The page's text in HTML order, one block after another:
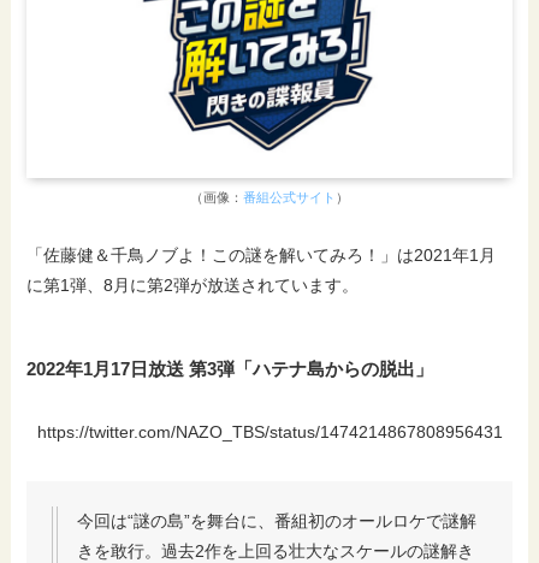
（画像： 番組公式サイト ）
「佐藤健＆千鳥ノブよ！この謎を解いてみろ！」は2021年1月
に第1弾、8月に第2弾が放送されています。
2022年1月17日放送 第3弾「ハテナ島からの脱出」
https://twitter.com/NAZO_TBS/status/1474214867808956431
今回は“謎の島”を舞台に、番組初のオールロケで謎解
きを敢行。過去2作を上回る壮大なスケールの謎解き